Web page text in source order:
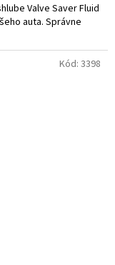
Valve Saver Fluid
auta. Správne
Kód: 3398